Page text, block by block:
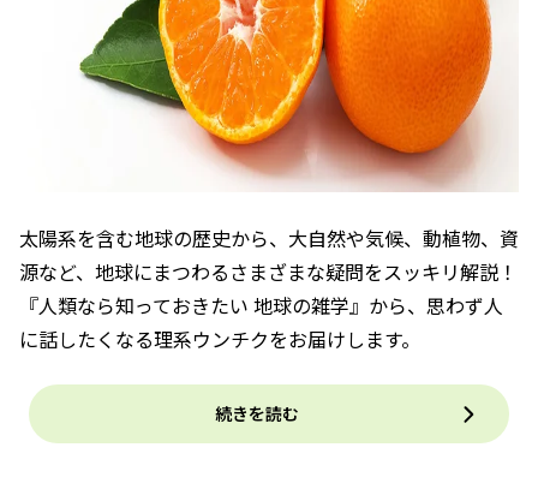
太陽系を含む地球の歴史から、大自然や気候、動植物、資
源など、地球にまつわるさまざまな疑問をスッキリ解説！
『人類なら知っておきたい 地球の雑学』から、思わず人
に話したくなる理系ウンチクをお届けします。
続きを読む